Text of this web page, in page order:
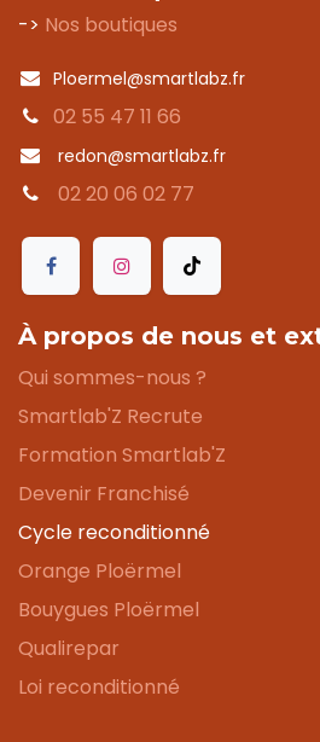
-> Nos boutiques
Ploermel@smartlabz.fr
02 55 47 11 66
redon@smartlabz.fr
02 20 06 02 77
À propos de nous et
Qui sommes-nous ?
Smartlab'Z Recrute
Formation Smartlab'Z
Devenir Franchisé
Cycle reconditionné
Orange Ploërmel
Bouygues Ploërmel
Qualirepar
Loi reconditionné